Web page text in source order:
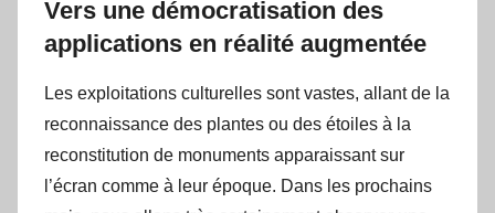
Vers une démocratisation des
applications en réalité augmentée
Les exploitations culturelles sont vastes, allant de la
reconnaissance des plantes ou des étoiles à la
reconstitution de monuments apparaissant sur
l’écran comme à leur époque. Dans les prochains